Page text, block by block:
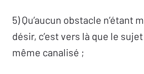
5) Qu’aucun obstacle n’étant
désir, c’est vers là que le
même canalisé ;